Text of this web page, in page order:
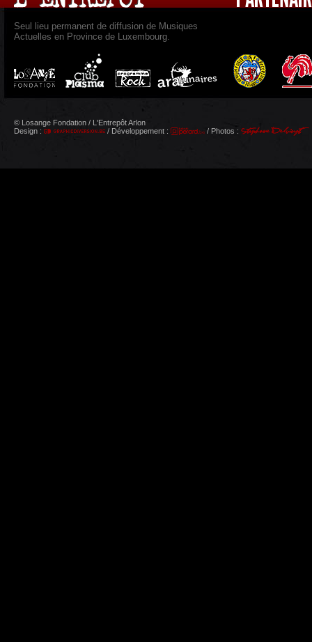
Seul lieu permanent de diffusion de Musiques
Actuelles en Province de Luxembourg.
© Losange Fondation / L'Entrepôt Arlon
Design :
/ Développement : / Photos :